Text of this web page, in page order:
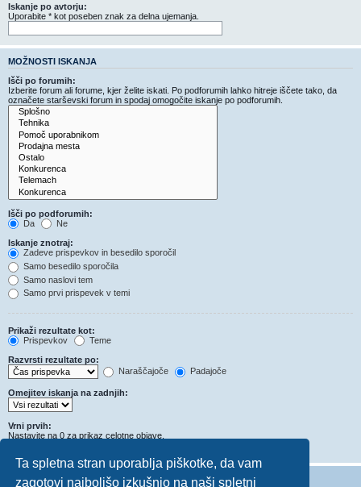
Ta spletna stran uporablja piškotke, da vam
zagotovi najboljšo izkušnjo na naši spletni
Iskanje po avtorju:
Uporabite * kot poseben znak za delna ujemanja.
MOŽNOSTI ISKANJA
Išči po forumih:
Izberite forum ali forume, kjer želite iskati. Po podforumih lahko hitreje iščete tako, da
označete starševski forum in spodaj omogočite iskanje po podforumih.
Išči po podforumih:
Da
Ne
Iskanje znotraj:
Zadeve prispevkov in besedilo sporočil
Samo besedilo sporočila
Samo naslovi tem
Samo prvi prispevek v temi
Prikaži rezultate kot:
Prispevkov
Teme
Razvrsti rezultate po:
Naraščajoče
Padajoče
Omejitev iskanja na zadnjih:
Vrni prvih:
Nastavite na 0 za prikaz celotne objave.